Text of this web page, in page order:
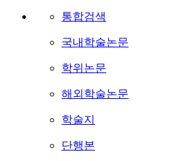
통합검색
국내학술논문
학위논문
해외학술논문
학술지
단행본